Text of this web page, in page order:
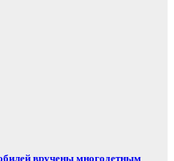
вручены многодетным